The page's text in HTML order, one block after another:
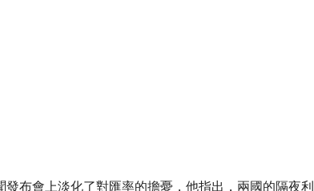
布會上淡化了對匯率的擔憂，他指出，兩國的隔夜利